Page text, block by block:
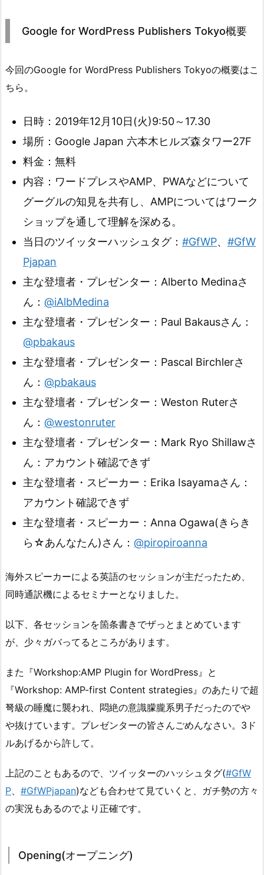
Google for WordPress Publishers Tokyo概要
今回のGoogle for WordPress Publishers Tokyoの概要はこ
ちら。
日時：2019年12月10日(火)9:50～17.30
場所：Google Japan 六本木ヒルズ森タワー27F
料金：無料
内容：ワードプレスやAMP、PWAなどについて
グーグルの知見を共有し、AMPについてはワーク
ショップを通して理解を深める。
当日のツイッターハッシュタグ： #GfWP、 #GfW
Pjapan
主な登壇者・プレゼンター：Alberto Medinaさ
ん： @iAlbMedina
主な登壇者・プレゼンター：Paul Bakausさん：
@pbakaus
主な登壇者・プレゼンター：Pascal Birchlerさ
ん： @pbakaus
主な登壇者・プレゼンター：Weston Ruterさ
ん： @westonruter
主な登壇者・プレゼンター：Mark Ryo Shillawさ
ん：アカウント確認できず
主な登壇者・スピーカー：Erika Isayamaさん：
アカウント確認できず
主な登壇者・スピーカー：Anna Ogawa(きらき
ら☆あんなたん)さん： @piropiroanna
海外スピーカーによる英語のセッションが主だったため、
同時通訳機によるセミナーとなりました。
以下、各セッションを箇条書きでザっとまとめています
が、少々ガバってるところがあります。
また『Workshop:AMP Plugin for WordPress』と
『Workshop: AMP-first Content strategies』のあたりで超
弩級の睡魔に襲われ、悶絶の意識朦朧系男子だったのでや
や抜けています。プレゼンターの皆さんごめんなさい。3ド
ルあげるから許して。
上記のこともあるので、ツイッターのハッシュタグ(#GfW
P
#GfWPjapan)なども合わせて見ていくと、ガチ勢の方々
の実況もあるのでより正確です。
Opening(オープニング)